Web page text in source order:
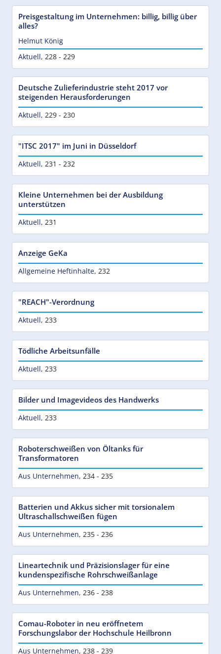
Preisgestaltung im Unternehmen: billig, billig über
alles?
Helmut König
Aktuell, 228 - 229
Deutsche Zulieferindustrie steht 2017 vor
steigenden Herausforderungen
Aktuell, 229 - 230
"ITSC 2017" im Juni in Düsseldorf
Aktuell, 231 - 232
Kleine Unternehmen bei der Ausbildung
unterstützen
Aktuell, 231
Anzeige GeKa
Allgemeine Heftinhalte, 232
"REACH"-Verordnung
Aktuell, 233
Tödliche Arbeitsunfälle
Aktuell, 233
Bilder und Imagevideos des Handwerks
Aktuell, 233
Roboterschweißen von Öltanks für
Transformatoren
Aus Unternehmen, 234 - 235
Batterien und Akkus sicher mit torsionalem
Ultraschallschweißen fügen
Aus Unternehmen, 235 - 236
Lineartechnik und Präzisionslager für eine
kundenspezifische Rohrschweißanlage
Aus Unternehmen, 236 - 238
Comau-Roboter in neu eröffnetem
Forschungslabor der Hochschule Heilbronn
Aus Unternehmen, 238 - 239